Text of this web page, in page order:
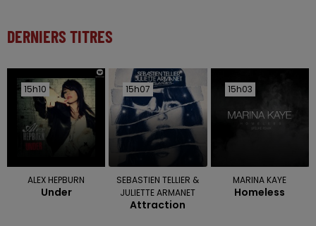
DERNIERS TITRES
15h10
15h10
ALEX HEPBURN
Under
15h07
15h07
SEBASTIEN TELLIER &
JULIETTE ARMANET
Attraction
15h03
15h03
MARINA KAYE
Homeless